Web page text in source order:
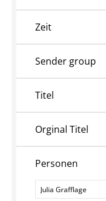
Zeit
Sender group
Titel
Orginal Titel
Personen
Personen